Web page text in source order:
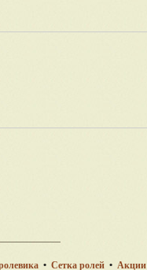
• Сетка ролей• Акции